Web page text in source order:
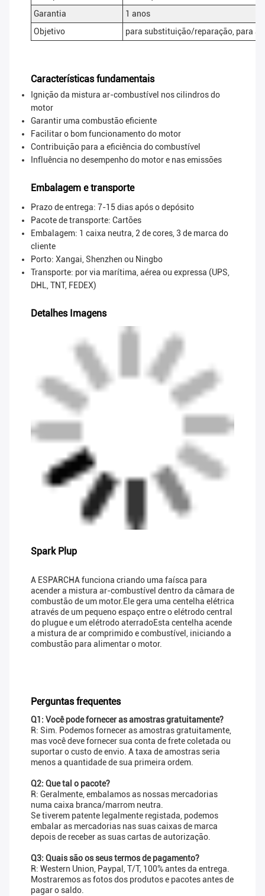
Garantia
1 anos
Objetivo
para substituição/reparação, para
Características fundamentais
Ignição da mistura ar-combustível nos cilindros do
motor
Garantir uma combustão eficiente
Facilitar o bom funcionamento do motor
Contribuição para a eficiência do combustível
Influência no desempenho do motor e nas emissões
Embalagem e transporte
Prazo de entrega: 7-15 dias após o depósito
Pacote de transporte: Cartões
Embalagem: 1 caixa neutra, 2 de cores, 3 de marca do
cliente
Porto: Xangai, Shenzhen ou Ningbo
Transporte: por via marítima, aérea ou expressa (UPS,
DHL, TNT, FEDEX)
Detalhes Imagens
Spark Plup
A ESPARCHA funciona criando uma faísca para
acender a mistura ar-combustível dentro da câmara de
combustão de um motor.Ele gera uma centelha elétrica
através de um pequeno espaço entre o elétrodo central
do plugue e um elétrodo aterradoEsta centelha acende
a mistura de ar comprimido e combustível, iniciando a
combustão para alimentar o motor.
Perguntas frequentes
Q1: Você pode fornecer as amostras gratuitamente?
R: Sim. Podemos fornecer as amostras gratuitamente,
mas você deve fornecer sua conta de frete coletada ou
suportar o custo de envio. A taxa de amostras seria
menos a quantidade de sua primeira ordem.
Q2: Que tal o pacote?
R: Geralmente, embalamos as nossas mercadorias
numa caixa branca/marrom neutra.
Se tiverem patente legalmente registada, podemos
embalar as mercadorias nas suas caixas de marca
depois de receber as suas cartas de autorização.
Q3: Quais são os seus termos de pagamento?
R: Western Union, Paypal, T/T, 100% antes da entrega.
Mostraremos as fotos dos produtos e pacotes antes de
pagar o saldo.